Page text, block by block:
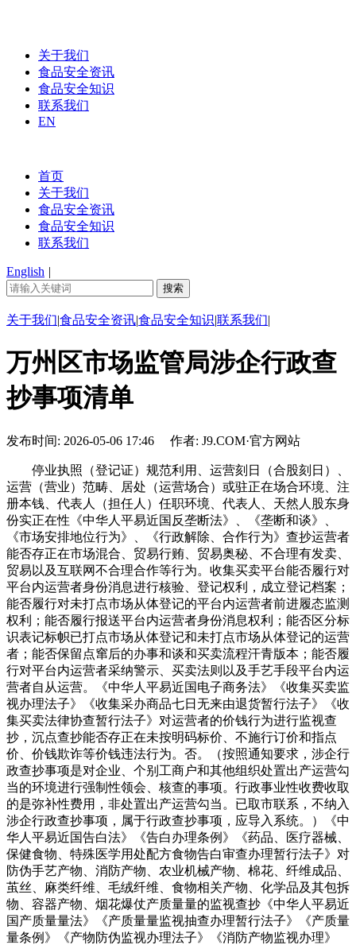
关于我们
食品安全资讯
食品安全知识
联系我们
EN
首页
关于我们
食品安全资讯
食品安全知识
联系我们
English |
关于我们|食品安全资讯|食品安全知识|联系我们|
万州区市场监管局涉企行政查
抄事项清单
发布时间: 2026-05-06 17:46 作者: J9.COM·官方网站
停业执照（登记证）规范利用、运营刻日（合股刻日）、
运营（营业）范畴、居处（运营场合）或驻正在场合环境、注
册本钱、代表人（担任人）任职环境、代表人、天然人股东身
份实正在性《中华人平易近国反垄断法》、《垄断和谈》、
《市场安排地位行为》、《行政解除、合作行为》查抄运营者
能否存正在市场混合、贸易行贿、贸易奥秘、不合理有发卖、
贸易以及互联网不合理合作等行为。收集买卖平台能否履行对
平台内运营者身份消息进行核验、登记权利，成立登记档案；
能否履行对未打点市场从体登记的平台内运营者前进履态监测
权利；能否履行报送平台内运营者身份消息权利；能否区分标
识表记标帜已打点市场从体登记和未打点市场从体登记的运营
者；能否保留点窜后的办事和谈和买卖流程汗青版本；能否履
行对平台内运营者采纳警示、买卖法则以及手艺手段平台内运
营者自从运营。《中华人平易近国电子商务法》《收集买卖监
视办理法子》《收集采办商品七日无来由退货暂行法子》《收
集买卖法律协查暂行法子》对运营者的价钱行为进行监视查
抄，沉点查抄能否存正在未按明码标价、不施行订价和指点
价、价钱欺诈等价钱违法行为。否。（按照通知要求，涉企行
政查抄事项是对企业、个别工商户和其他组织处置出产运营勾
当的环境进行强制性领会、核查的事项。行政事业性收费收取
的是弥补性费用，非处置出产运营勾当。已取市联系，不纳入
涉企行政查抄事项，属于行政查抄事项，应导入系统。）《中
华人平易近国告白法》《告白办理条例》《药品、医疗器械、
保健食物、特殊医学用处配方食物告白审查办理暂行法子》对
防伪手艺产物、消防产物、农业机械产物、棉花、纤维成品、
茧丝、麻类纤维、毛绒纤维、食物相关产物、化学品及其包拆
物、容器产物、烟花爆仗产质量量的监视查抄《中华人平易近
国产质量量法》《产质量量监视抽查办理暂行法子》《产质量
量条例》《产物防伪监视办理法子》《消防产物监视办理》